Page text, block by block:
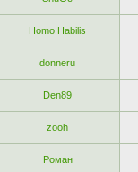
Homo Habilis
donneru
Den89
zooh
Роман